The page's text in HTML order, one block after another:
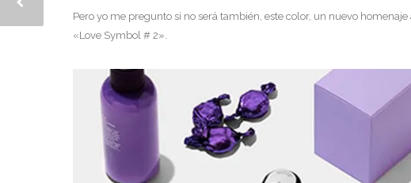
Pero yo me pregunto si no será también, este color, un nuevo homenaje
«Love Symbol # 2».